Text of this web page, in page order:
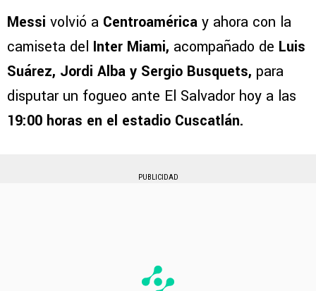
Messi volvió a Centroamérica y ahora con la
camiseta del Inter Miami, acompañado de Luis
Suárez, Jordi Alba y Sergio Busquets, para
disputar un fogueo ante El Salvador hoy a las
19:00 horas en el estadio Cuscatlán.
PUBLICIDAD